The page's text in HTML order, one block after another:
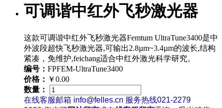
可调谐中红外飞秒激光器
这款可调谐中红外飞秒激光器Femtum UltraTune3400是中
外波段超快飞秒激光器,可输出2.8µm~3.4µm的波长,结构
紧凑，免维护,feichang适合中红外激光科学研究。
编号： FPFEM-UltraTune3400
价格： ￥0.00
数量：
在线客服邮箱 info@felles.cn 服务热线021-2279